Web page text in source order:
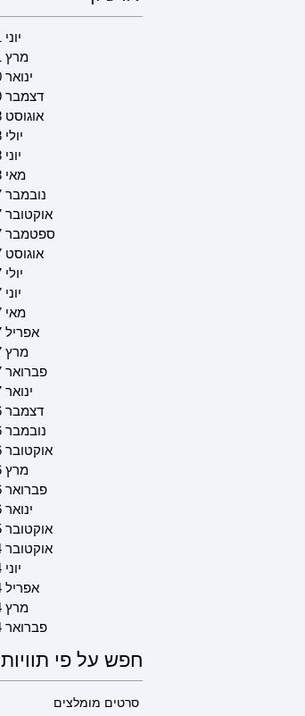
יוני 2021
מרץ 2021
ינואר 2020
דצמבר 2019
אוגוסט 2018
יולי 2018
יוני 2018
מאי 2018
נובמבר 2017
אוקטובר 2017
ספטמבר 2017
אוגוסט 2017
יולי 2017
יוני 2017
מאי 2017
אפריל 2017
מרץ 2017
פברואר 2017
ינואר 2017
דצמבר 2016
נובמבר 2016
אוקטובר 2016
מרץ 2016
פברואר 2016
ינואר 2016
אוקטובר 2015
אוקטובר 2014
יוני 2014
אפריל 2014
מרץ 2014
פברואר 2014
חפש על פי תוויות
סרטים מומלצים